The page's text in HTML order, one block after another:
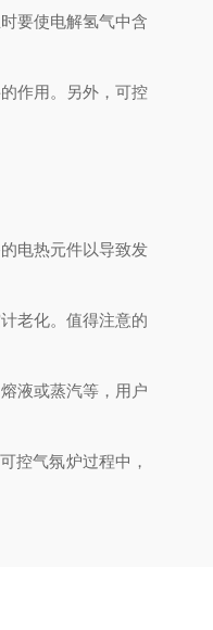
要使电解氢气中含
作用。另外，可控
电热元件以导致发
老化。值得注意的
液或蒸汽等，用户
控气氛炉过程中，